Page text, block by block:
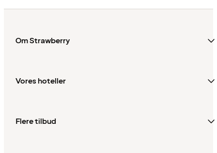
Om Strawberry
Vores hoteller
Flere tilbud